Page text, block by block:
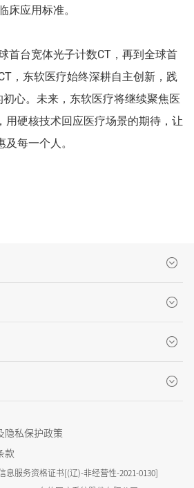
床应用标准。
首台宽体光子计数CT，再到全球首
，东软医疗始终深耕自主创新，践
初心。未来，东软医疗将继续聚焦医
用硬核技术回应医疗场景的期待，让
每一个人。
隐私保护政策
款
息服务资格证书[(辽)-非经营性-2021-0130]